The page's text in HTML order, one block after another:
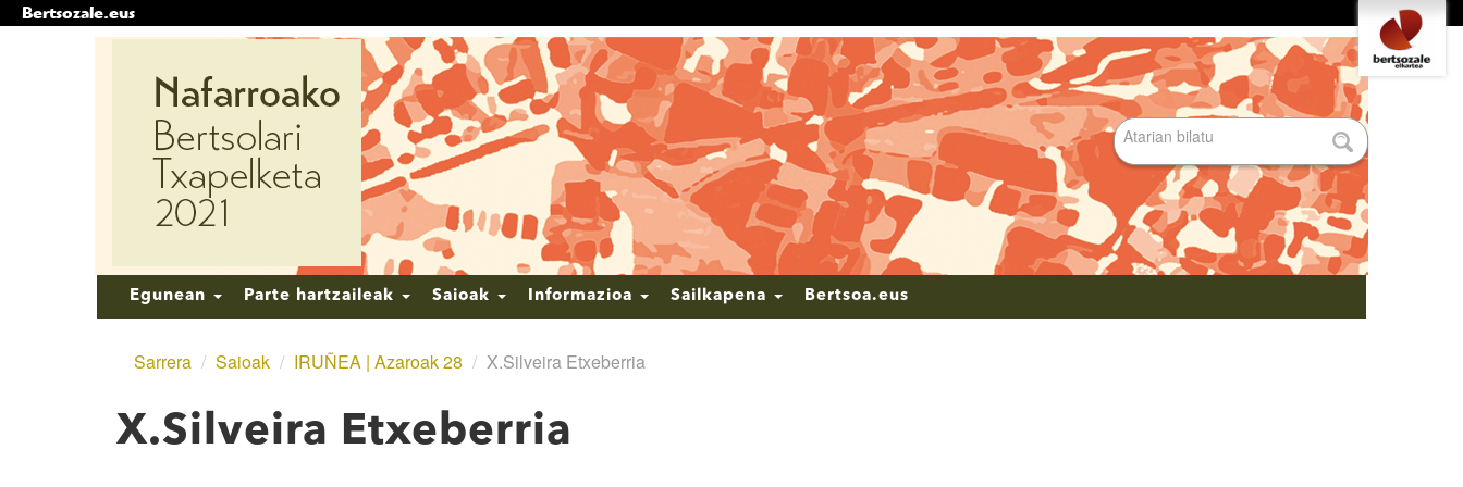
Bertsozale.eus
Edukira
nabigazioara
Tresna
pertsonalak
Bilatu atarian
Bilaketa
aurreratua…
Nabigazioa
Egunean Parte hartzaileak Saioak Informazioa Sailkapena Bertsoa.eus
Sarrera / Saioak / IRUÑEA | Azaroak 28 / X.Silveira Etxeberria
X.Silveira Etxeberria